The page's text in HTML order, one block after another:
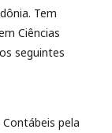
Tem
Ciências
seguintes
pela